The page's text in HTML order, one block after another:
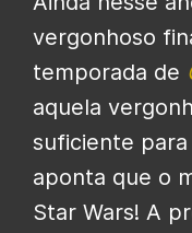
vergonhoso
temporada de
aquela
suficiente
aponta que o
Star Wars! A